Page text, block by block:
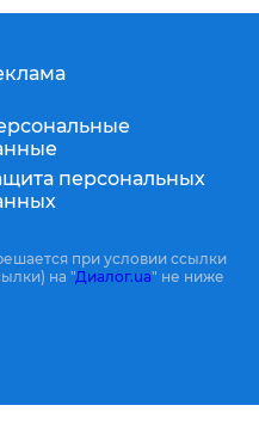
персональных
при условии ссылки
на "Диалог.ua" не ниже